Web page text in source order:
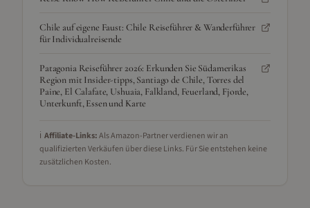
Chile auf eigene Faust: Chile Reiseführer & Wanderführer
für Individualreisende
Patagonia Reiseführer 2026: Erkunden Sie Südamerikas
Region mit Insider-tipps, Santiago de Chile, Torres del
Paine, El Calafate, Ushuaia, Falkland, Feuerland, Fjorde,
Unterkunft, Essen und Karte
ℹ️ Affiliate-Links:Als Amazon-Partner verdienen wir an
qualifizierten Verkäufen über diese Links. Für Sie entstehen keine
zusätzlichen Kosten.